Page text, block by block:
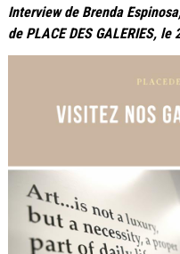
Interview de Brenda
de PLACE DES GALERIES, le